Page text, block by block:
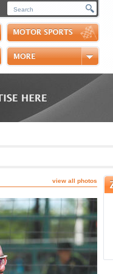
Polls
Scores
Handball
view all photos